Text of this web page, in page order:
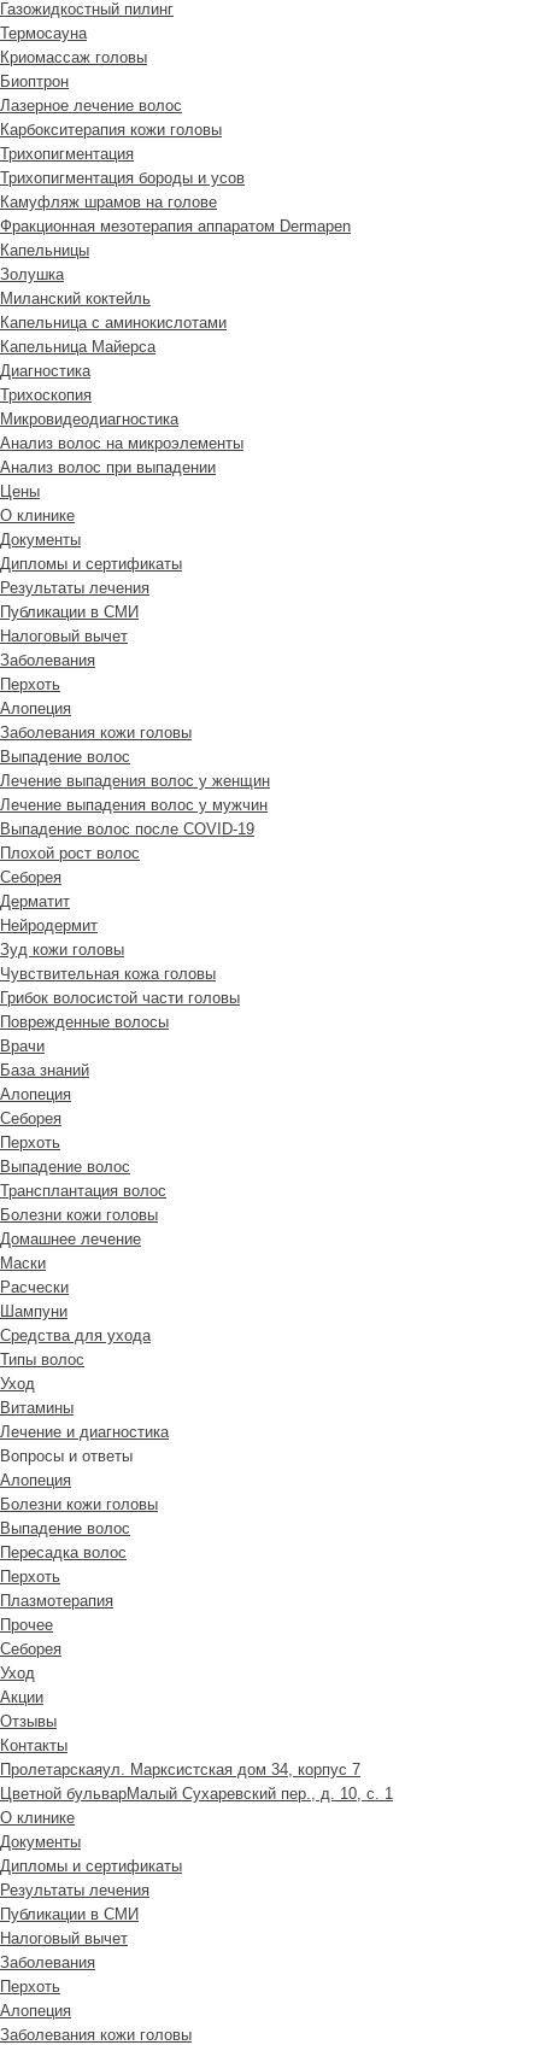
Газожидкостный пилинг
Термосауна
Криомассаж головы
Биоптрон
Лазерное лечение волос
Карбокситерапия кожи головы
Трихопигментация
Трихопигментация бороды и усов
Камуфляж шрамов на голове
Фракционная мезотерапия аппаратом Dermapen
Капельницы
Золушка
Миланский коктейль
Капельница с аминокислотами
Капельница Майерса
Диагностика
Трихоскопия
Микровидеодиагностика
Анализ волос на микроэлементы
Анализ волос при выпадении
Цены
О клинике
Документы
Дипломы и сертификаты
Результаты лечения
Публикации в СМИ
Налоговый вычет
Заболевания
Перхоть
Алопеция
Заболевания кожи головы
Выпадение волос
Лечение выпадения волос у женщин
Лечение выпадения волос у мужчин
Выпадение волос после COVID-19
Плохой рост волос
Cеборея
Дерматит
Нейродермит
Зуд кожи головы
Чувствительная кожа головы
Грибок волосистой части головы
Поврежденные волосы
Врачи
База знаний
Алопеция
Себорея
Перхоть
Выпадение волос
Трансплантация волос
Болезни кожи головы
Домашнее лечение
Маски
Расчески
Шампуни
Средства для ухода
Типы волос
Уход
Витамины
Лечение и диагностика
Вопросы и ответы
Алопеция
Болезни кожи головы
Выпадение волос
Пересадка волос
Перхоть
Плазмотерапия
Прочее
Себорея
Уход
Акции
Отзывы
Контакты
Пролетарскаяул. Марксистская дом 34, корпус 7
Цветной бульварМалый Сухаревский пер., д. 10, с. 1
О клинике
Документы
Дипломы и сертификаты
Результаты лечения
Публикации в СМИ
Налоговый вычет
Заболевания
Перхоть
Алопеция
Заболевания кожи головы